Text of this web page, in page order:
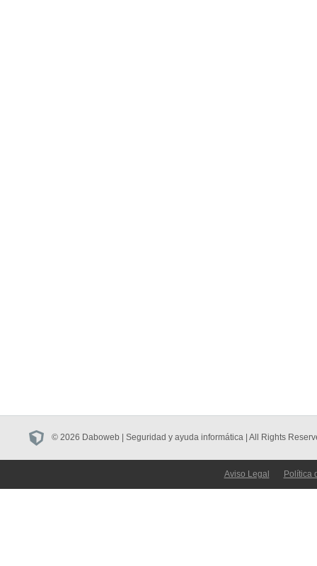
© 2026 Daboweb | Seguridad y ayuda informática | All Rights
Aviso Legal Política